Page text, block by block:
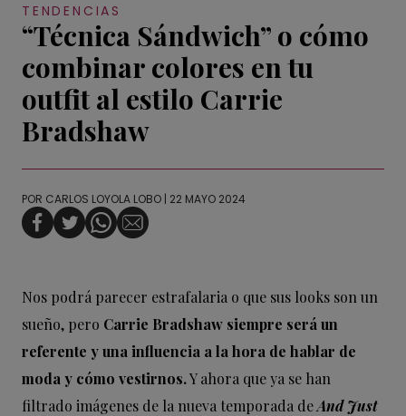
TENDENCIAS
“Técnica Sándwich” o cómo
combinar colores en tu
outfit al estilo Carrie
Bradshaw
POR CARLOS LOYOLA LOBO | 22 MAYO 2024
Nos podrá parecer estrafalaria o que sus looks son un
sueño, pero Carrie Bradshaw siempre será un
referente y una influencia a la hora de hablar de
moda y cómo vestirnos.Y ahora que ya se han
filtrado imágenes de la nueva temporada deAnd Just